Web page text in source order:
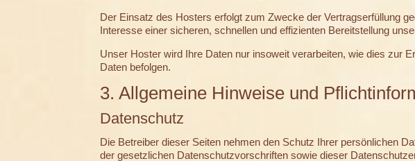
Der Einsatz des Hosters erfolgt zum Zwecke der Vertragserfüllung
Interesse einer sicheren, schnellen und effizienten Bereitstellung
Unser Hoster wird Ihre Daten nur insoweit verarbeiten, wie dies zur
Daten befolgen.
3. Allgemeine Hinweise und
Datenschutz
Die Betreiber dieser Seiten nehmen den Schutz Ihrer persönlichen
der gesetzlichen Datenschutzvorschriften sowie dieser